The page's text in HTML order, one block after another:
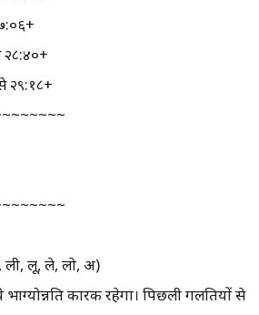
२९:१८+
लू, ले, लो, अ)
कारक रहेगा। पिछली गलतियों से